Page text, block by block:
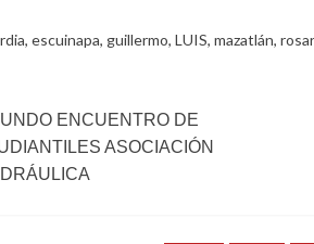
, escuinapa, guillermo, LUIS, mazatlán,
ENCUENTRO DE
ASOCIACIÓN